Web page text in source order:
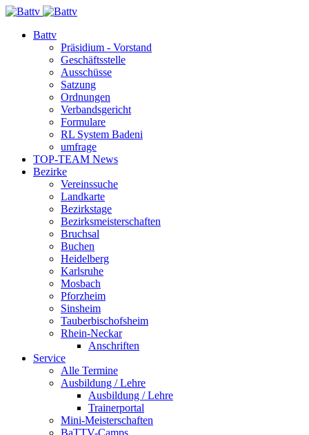
Battv
Präsidium - Vorstand
Geschäftsstelle
Ausschüsse
Satzung
Ordnungen
Verbandsgericht
Formulare
RL System Badeni
umfrage
TOP-TEAM News
Bezirke
Vereinssuche
Landkarte
Bezirkstage
Bezirksmeisterschaften
Bruchsal
Buchen
Heidelberg
Karlsruhe
Mosbach
Pforzheim
Sinsheim
Tauberbischofsheim
Rhein-Neckar
Anschriften
Service
Alle Termine
Ausbildung / Lehre
Ausbildung / Lehre
Trainerportal
Mini-Meisterschaften
BaTTV-Camps